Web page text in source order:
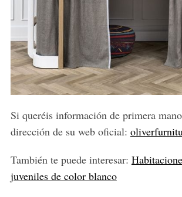
Si queréis información de primera
dirección de su web oficial:
También te puede interesar:
juveniles de color blanco